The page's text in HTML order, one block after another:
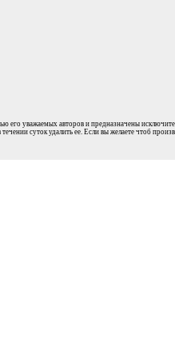
его уважаемых авторов и предназначены
суток удалить ее. Если вы желаете чтоб